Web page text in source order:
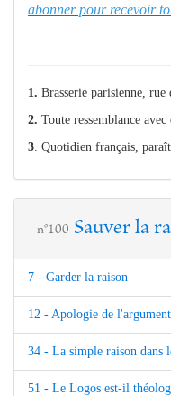
abonner pour recevoir
1. Brasserie parisienne, rue
2. Toute ressemblance
3 . Quotidien français,
n°100 Sauver la
7 - Garder la raison
12 - Apologie de l'argument
34 - La simple raison dans
51 - Le Logos est-il